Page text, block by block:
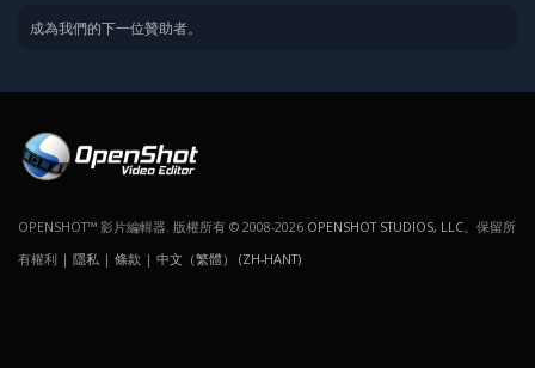
成為我們的下一位贊助者。
OPENSHOT™ 影片編輯器. 版權所有 © 2008-2026 OPENSHOT STUDIOS, LLC 。保留所
有權利 | 隱私 | 條款 | 中文（繁體） (ZH-HANT)